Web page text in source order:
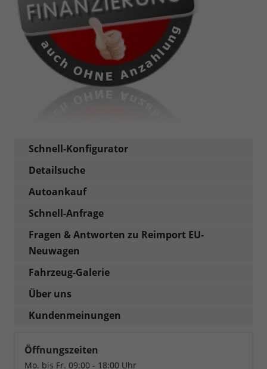
Schnell-Konfigurator
Detailsuche
Autoankauf
Schnell-Anfrage
Fragen & Antworten zu Reimport EU-
Neuwagen
Fahrzeug-Galerie
Über uns
Kundenmeinungen
Öffnungszeiten
Mo. bis Fr. 09:00 - 18:00 Uhr